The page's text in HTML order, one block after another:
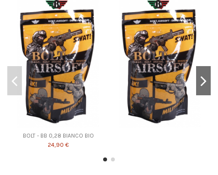
BOLT - BB 0,28 BIANCO BIO
24,90 €